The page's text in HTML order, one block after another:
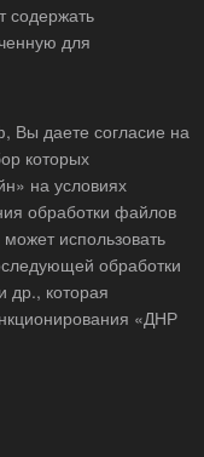
содержать
для
Вы даете согласие на
которых
на условиях
обработки файлов
использовать
обработки
др., которая
«ДНР